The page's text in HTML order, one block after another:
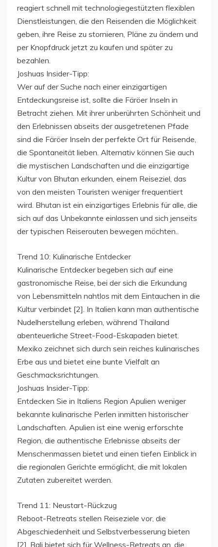
reagiert schnell mit technologiegestützten flexiblen
Dienstleistungen, die den Reisenden die Möglichkeit
geben, ihre Reise zu stornieren, Pläne zu ändern und
per Knopfdruck jetzt zu kaufen und später zu
bezahlen.
Joshuas Insider-Tipp:
Wer auf der Suche nach einer einzigartigen
Entdeckungsreise ist, sollte die Färöer Inseln in
Betracht ziehen. Mit ihrer unberührten Schönheit und
den Erlebnissen abseits der ausgetretenen Pfade
sind die Färöer Inseln der perfekte Ort für Reisende,
die Spontaneität lieben. Alternativ können Sie auch
die mystischen Landschaften und die einzigartige
Kultur von Bhutan erkunden, einem Reiseziel, das
von den meisten Touristen weniger frequentiert
wird. Bhutan ist ein einzigartiges Erlebnis für alle, die
sich auf das Unbekannte einlassen und sich jenseits
der typischen Reiserouten bewegen möchten..
Trend 10: Kulinarische Entdecker
Kulinarische Entdecker begeben sich auf eine
gastronomische Reise, bei der sich die Erkundung
von Lebensmitteln nahtlos mit dem Eintauchen in die
Kultur verbindet [2]. In Italien kann man authentische
Nudelherstellung erleben, während Thailand
abenteuerliche Street-Food-Eskapaden bietet.
Mexiko zeichnet sich durch sein reiches kulinarisches
Erbe aus und bietet eine bunte Vielfalt an
Geschmacksrichtungen.
Joshuas Insider-Tipp:
Entdecken Sie in Italiens Region Apulien weniger
bekannte kulinarische Perlen inmitten historischer
Landschaften. Apulien ist eine wenig erforschte
Region, die authentische Erlebnisse abseits der
Menschenmassen bietet und einen tiefen Einblick in
die regionalen Gerichte ermöglicht, die mit lokalen
Zutaten zubereitet werden.
Trend 11: Neustart-Rückzug
Reboot-Retreats stellen Reiseziele vor, die
Abgeschiedenheit und Selbstverbesserung bieten
[2]. Bali bietet sich für Wellness-Retreats an, die